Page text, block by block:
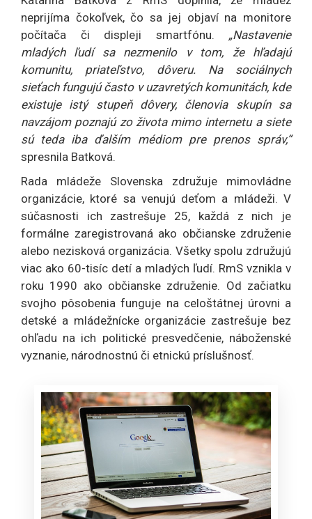
neprijíma čokoľvek, čo sa jej objaví na monitore
počítača či displeji smartfónu. „Nastavenie
mladých ľudí sa nezmenilo v tom, že hľadajú
komunitu, priateľstvo, dôveru. Na sociálnych
sieťach fungujú často v uzavretých komunitách, kde
existuje istý stupeň dôvery, členovia skupín sa
navzájom poznajú zo života mimo internetu a siete
sú teda iba ďalším médiom pre prenos správ,“
spresnila Batková.
Rada mládeže Slovenska združuje mimovládne
organizácie, ktoré sa venujú deťom a mládeži. V
súčasnosti ich zastrešuje 25, každá z nich je
formálne zaregistrovaná ako občianske združenie
alebo nezisková organizácia. Všetky spolu združujú
viac ako 60-tisíc detí a mladých ľudí. RmS vznikla v
roku 1990 ako občianske združenie. Od začiatku
svojho pôsobenia funguje na celoštátnej úrovni a
detské a mládežnícke organizácie zastrešuje bez
ohľadu na ich politické presvedčenie, náboženské
vyznanie, národnostnú či etnickú príslušnosť.